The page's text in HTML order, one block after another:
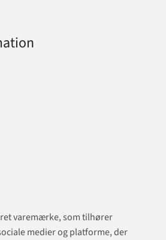
varemærke, som tilhører
medier og platforme, der